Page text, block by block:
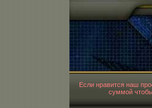
Если нравится наш
суммой